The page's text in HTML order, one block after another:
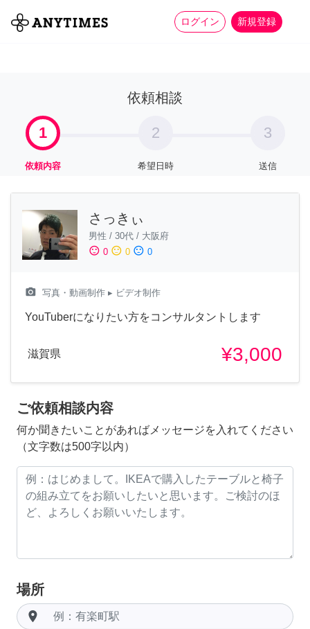
ログイン 新規登録
全て 家事 more_horiz
依頼相談
1
依頼内容
2
希望日時
3
送信
さっきぃ
男性 / 30代 / 大阪府
sentiment_satisfied 0 sentiment_neutral 0 sentiment_dissatisfied 0
camera_alt 写真・動画制作 ▸ ビデオ制作
YouTuberになりたい方をコンサルタントします
滋賀県 ¥3,000
ご依頼相談内容
何か聞きたいことがあればメッセージを入れてください
（文字数は500字以内）
場所
room